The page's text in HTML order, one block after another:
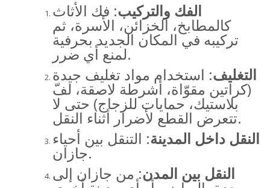
الفك والتركيب: فك الأثاث
كالمطابخ، الخزائن، الأسرة، ثم
تركيبه في المكان الجديد بحرفية
لمنع أي ضرر.
التغليف: استخدام مواد تغليف جيدة
(كراتين مقوّاة، أشرطة لاصقة، لفّ
بلاستيك، حمايات للزجاج) حتى لا
تتعرض القطع لأضرار أثناء النقل.
النقل داخل المدينة: التنقل بين أحياء
جازان.
النقل بين المدن: من جازان إلى